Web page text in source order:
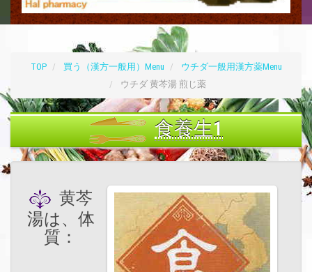
TOP 買う（漢方一般用）Menu
ウチダ一般用漢方薬Menu
ウチダ 黄芩湯 煎じ薬
食養生1
黄芩
湯は、体
質：